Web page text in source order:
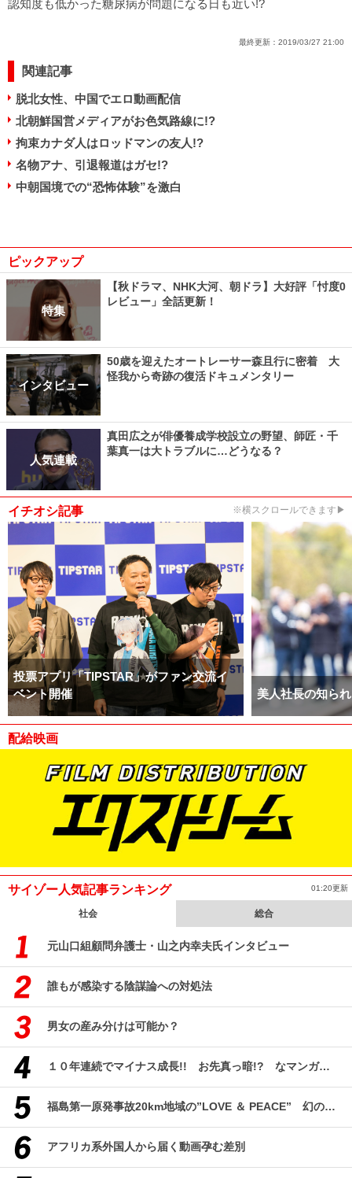
認知度も低かった糖尿病が問題になる日も近い!?
最終更新： 2019/03/27 21:00
関連記事
脱北女性、中国でエロ動画配信
北朝鮮国営メディアがお色気路線に!?
拘束カナダ人はロッドマンの友人!?
名物アナ、引退報道はガセ!?
中朝国境での“恐怖体験”を激白
ピックアップ
特集
【秋ドラマ、NHK大河、朝ドラ】大好評「忖度0
レビュー」全話更新！
インタビュー
50歳を迎えたオートレーサー森且行に密着 大
怪我から奇跡の復活ドキュメンタリー
人気連載
真田広之が俳優養成学校設立の野望、師匠・千
葉真一は大トラブルに…どうなる？
イチオシ記事 ※横スクロールできます▶
投票アプリ「TIPSTAR」がファン交流イ
ベント開催
美人社長の知ら
配給映画
サイゾー人気記事ランキング 01:20更新
社会 総合
元山口組顧問弁護士・山之内幸夫氏インタビュー
誰もが感染する陰謀論への対処法
男女の産み分けは可能か？
１０年連続でマイナス成長!! お先真っ暗!? なマンガ産業研究
福島第一原発事故20km地域の”LOVE ＆ PEACE” 幻のコミューン「獏原人村」の現在
アフリカ系外国人から届く動画孕む差別